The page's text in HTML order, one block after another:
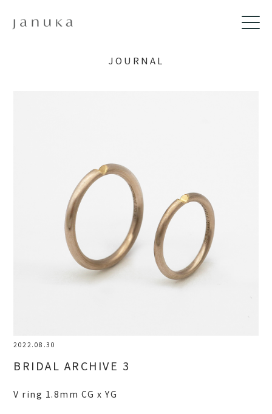
JOURNAL
2022.08.30
BRIDAL ARCHIVE 3
V ring 1.8mm CG x YG